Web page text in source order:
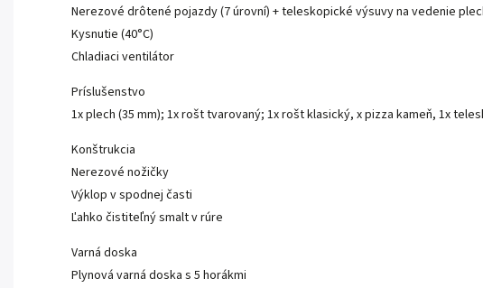
Nerezové drôtené pojazdy (7 úrovní) + teleskopické výsuvy na vedenie
Kysnutie (40°C)
Chladiaci ventilátor
Príslušenstvo
1x plech (35 mm); 1x rošt tvarovaný; 1x rošt klasický, x pizza kameň, 1x
Konštrukcia
Nerezové nožičky
Výklop v spodnej časti
Ľahko čistiteľný smalt v rúre
Varná doska
Plynová varná doska s 5 horákmi